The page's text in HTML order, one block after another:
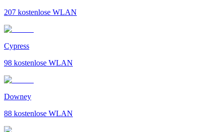
207 kostenlose WLAN
Cypress
98 kostenlose WLAN
Downey
88 kostenlose WLAN